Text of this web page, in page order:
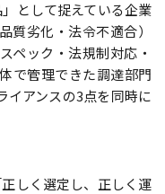
として捉えている企業
質劣化・法令不適合）
ペック・法規制対応・
で管理できた調達部門
イアンスの3点を同時に
しく選定し、正しく運